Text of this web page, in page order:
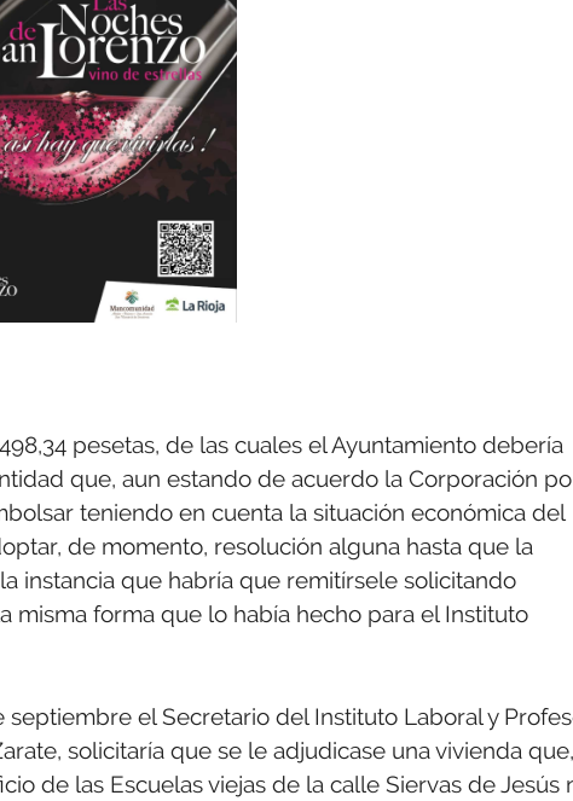
pesetas, de las cuales el Ayuntamiento debería
que, aun estando de acuerdo la Corporación
teniendo en cuenta la situación económica del
de momento, resolución alguna hasta que la
instancia que habría que remitírsele solicitando
misma forma que lo había hecho para el Instituto
el Secretario del Instituto Laboral y
solicitaría que se le adjudicase una vivienda que,
de las Escuelas viejas de la calle Siervas de Jesús